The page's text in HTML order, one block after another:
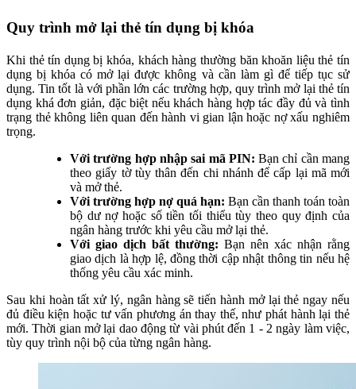
Quy trình mở lại thẻ tín dụng bị khóa
Khi thẻ tín dụng bị khóa, khách hàng thường băn khoăn liệu thẻ tín
dụng bị khóa có mở lại được không và cần làm gì để tiếp tục sử
dụng. Tin tốt là với phần lớn các trường hợp, quy trình mở lại thẻ tín
dụng khá đơn giản, đặc biệt nếu khách hàng hợp tác đầy đủ và tình
trạng thẻ không liên quan đến hành vi gian lận hoặc nợ xấu nghiêm
trọng.
Với trường hợp nhập sai mã PIN:Bạn chỉ cần mang
theo giấy tờ tùy thân đến chi nhánh để cấp lại mã mới
và mở thẻ.
Với trường hợp nợ quá hạn: Bạn cần thanh toán toàn
bộ dư nợ hoặc số tiền tối thiểu tùy theo quy định của
ngân hàng trước khi yêu cầu mở lại thẻ.
Với giao dịch bất thường: Bạn nên xác nhận rằng
giao dịch là hợp lệ, đồng thời cập nhật thông tin nếu hệ
thống yêu cầu xác minh.
Sau khi hoàn tất xử lý, ngân hàng sẽ tiến hành mở lại thẻ ngay nếu
đủ điều kiện hoặc tư vấn phương án thay thế, như phát hành lại thẻ
mới. Thời gian mở lại dao động từ vài phút đến 1 - 2 ngày làm việc,
tùy quy trình nội bộ của từng ngân hàng.